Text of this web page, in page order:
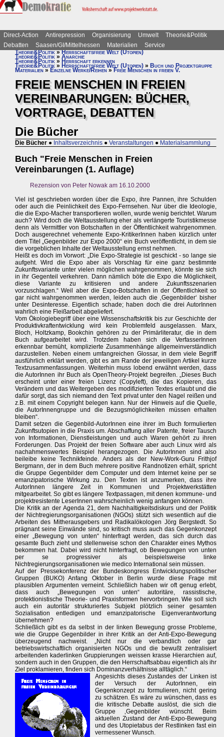
Direct-Action Antirepression Organisierung Umwelt
Theorie&Politik
Debatten
Saasen/GI/Mittelhessen Materialien
Service
Theorie&Politik»Herrschaftsfreie Welt (Utopien)
Theorie&Politik » Anarchie
Theorie&Politik » Herrschaft erkennen
Theorie&Politik » Herrschaftsfreie Welt (Utopien) » Buch und Projektgruppe
Materialien » Einzelne Werke/Reihen » Freie Menschen in freien V.
FREIE MENSCHEN IN FREIEN
VEREINBARUNGEN: BÜCHER,
VORTRAGE, DEBATTEN
Die Bücher
Die Bücher ● Inhaltsverzeichnis ● Veranstaltungen ● Materialsammlung
Buch "Freie Menschen in Freien
Vereinbarungen (1. Auflage)
Rezension von Peter Nowak am 16.10.2000
Viel ist geschrieben worden über die Expo, ihre Pannen, ihre Schulden
oder auch die Peinlichkeit des Expo-Fernsehen. Nur über die Ideologie,
die die Expo-Macher transportieren wollen, wurde wenig berichtet. Warum
auch? Wird doch die Weltausstellung eher als verlängerte Touristikmesse
denn als Vermittler von Botschaften in der Öffentlichkeit wahrgenommen.
Doch ausgerechnet vehemente Expo-KritikerInnen haben kürzlich unter
dem Titel „Gegenbilder zur Expo 2000“ ein Buch veröffentlicht, in dem sie
die vorgeblichen Inhalte der Weltausstellung ernst nehmen.
Heißt es doch im Vorwort: „Die Expo-Strategie ist geschickt - so lange sie
aufgeht. Wird die Expo aber als Vorschlag für eine ganz bestimmte
Zukunftsvariante unter vielen möglichen wahrgenommen, könnte sie sich
in ihr Gegenteil verkehren. Dann nämlich böte die Expo die Möglichkeit,
diese Variante zu kritisieren und andere Zukunftsszenarien
vorzuschlagen.“ Weil aber die Expo-Botschaften in der Öffentlichkeit so
gar nicht wahrgenommen werden, leiden auch die ‚Gegenbilder‘ bisher
unter Desinteresse. Eigentlich schade; haben doch die drei AutorInnen
wahrlich eine Fleißarbeit abgeliefert.
Vom Ökologiebegriff über eine Wissenschaftskritik bis zur Geschichte der
Produktivkraftentwicklung wird kein Problemfeld ausgelassen. Marx,
Bloch, Holtzkamp, Bookchin gehören zu der Primärliteratur, die in dem
Buch aufgearbeitet wird. Trotzdem haben sich die VerfasserInnen
erkennbar bemüht, komplizierte Zusammenhänge allgemeinverständlich
darzustellen. Neben einem umfangreichen Glossar, in dem viele Begriff
ausführlich erklärt werden, gibt es am Rande der jeweiligen Artikel kurze
Textzusammenfassungen. Weiterhin muss lobend erwähnt werden, dass
die AutorInnen ihr Buch als OpenTheory-Projekt begreifen. „Dieses Buch
erscheint unter einer freien Lizenz (Copyleft), die das Kopieren, das
Verändern und das Weitergeben des modifizierten Textes erlaubt und die
dafür sorgt, das sich niemand den Text privat unter den Nagel reißen und
z.B. mit einem Copyright belegen kann. Nur der Hinweis auf die Quelle,
die AutorInnengruppe und die Bezugsmöglichkeiten müssen erhalten
bleiben“.
Damit setzen die Gegenbild-AutorInnen eine ihrer im Buch formulierten
Zukunftsutopien in die Praxis um. Abschaffung aller Patente, freier Tausch
von Informationen, Dienstleistungen und auch Waren gehört zu ihren
Forderungen. Das Projekt der freien Software aber auch Linux wird als
nachahmenswertes Beispiel herangezogen. Die AutorInnen sind also
beileibe keine Technikfeinde. Anders als der New-Work-Guru Frithjof
Bergmann, der in dem Buch mehrere positive Randnotizen erhält, spricht
die Gruppe Gegenbilder dem Computer und dem Internet keine per se
emanzipatorische Wirkung zu. Den Texten ist anzumerken, dass ihre
AutorInnen längere Zeit in Kommunen und Projektwerkstätten
mitgearbeitet. So gibt es längere Textpassagen, mit denen kommune- und
projektresistente LeserInnen wahrscheinlich wenig anfangen können.
Die Kritik an der Agenda 21, dem Nachhaltigkeitsdiskurs und der Politik
der Nichtregierungsorganisationen (NGOs) stützt sich wesentlich auf die
Arbeiten des Mitherausgebers und Radikalökologen Jörg Bergstedt. So
prägnant seine Einwände sind, so kritisch muss auch das Gegenkonzept
einer „Bewegung von unten“ hinterfragt werden, das sich durch das
gesamte Buch zieht und stellenweise schon den Charakter eines Mythos
bekommen hat. Dabei wird nicht hinterfragt, ob Bewegungen von unten
per se progressiver als beispielsweise linke
Nichtregierungsorganisationen wie medico International sein müssen.
Auf der Pressekonferenz der Bundeskongress Entwicklungspolitischer
Gruppen (BUKO) Anfang Oktober in Berlin wurde diese Frage mit
plausiblen Argumenten verneint. Schließlich haben wir oft genug erlebt,
dass auch „Bewegungen von unten“ autoritäre, rassistische,
protektionistische Theorie- und Praxisformen hervorbringen. Wie soll sich
auch ein autoritär strukturiertes Subjekt plötzlich seiner gesamten
Sozialisation entledigen und emanzipatorische Eigenverantwortung
übernehmen?
Schließlich gibt es da selbst in der linken Bewegung grosse Probleme,
wie die Gruppe Gegenbilder in ihrer Kritik an der Anti-Expo-Bewegung
überzeugend nachweist. „Nicht nur die verbandlich oder gar
betriebswirtschaftlich organisierten NGOs und die bewußt zentralisiert
arbeitenden kaderlinken Gruppierungen weissen krasse Hierarchien auf,
sondern auch in den Gruppen, die den Herrschaftsabbau eigentlich als ihr
Ziel proklamieren, finden sich Dominanzverhältnisse alltäglich.“
Angesichts dieses Zustandes der Linken ist
der Versuch der AutorInnen, ein
Gegenkonzept zu formulieren, nicht gering
zu schätzen. Es wäre zu wünschen, dass es
die kritische Debatte auslöst, die sich die
Gruppe ‚Gegenbilder wünscht. Beim
aktuellen Zustand der Anti-Expo-Bewegung
und des Utopietabus der Restlinken fast ein
vermessener Wunsch.